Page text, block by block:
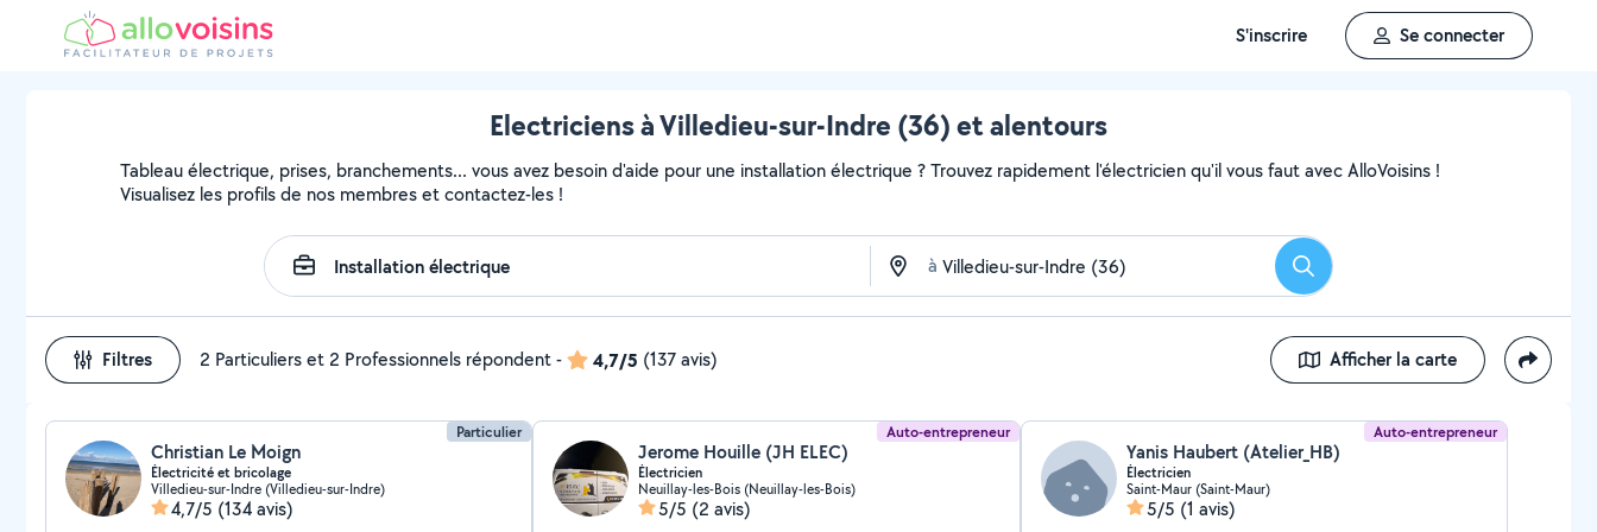
S'inscrire Se connecter
Electriciens à Villedieu-sur-Indre (36) et alentours
Tableau électrique, prises, branchements... vous avez besoin d'aide pour une installation électrique ? Trouvez rapidement l'électricien qu'il vous faut avec AlloVoisins !
Visualisez les profils de nos membres et contactez-les !
à Rechercher
Filtres 2 Particuliers et 2 Professionnels répondent- 4,7/5 (137 avis) Afficher la carte
Particulier
Christian Le Moign
Électricité et bricolage
Villedieu-sur-Indre (Villedieu-sur-Indre)
4,7/5 (134 avis)
Auto-entrepreneur
Jerome Houille (JH ELEC)
Électricien
Neuillay-les-Bois (Neuillay-les-Bois)
5/5 (2 avis)
Auto-entrepreneur
Yanis Haubert (Atelier_HB)
Électricien
Saint-Maur (Saint-Maur)
5/5 (1 avis)